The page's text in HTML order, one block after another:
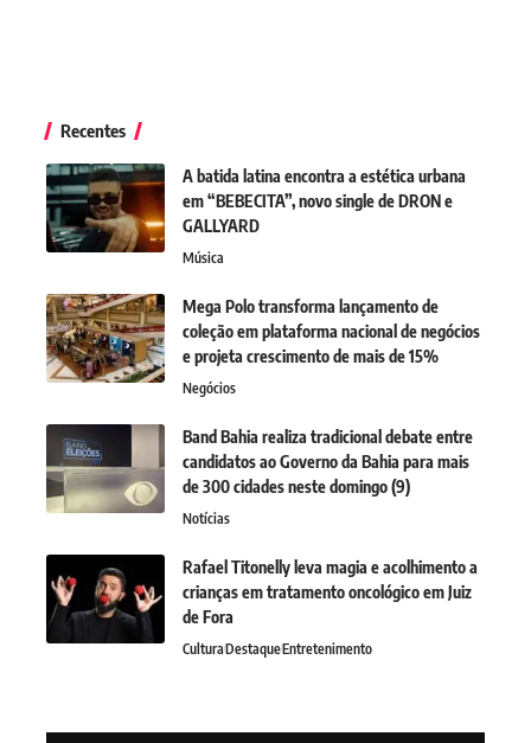
Recentes
A batida latina encontra a estética urbana
em “BEBECITA”, novo single de DRON e
GALLYARD
Música
Mega Polo transforma lançamento de
coleção em plataforma nacional de negócios
e projeta crescimento de mais de 15%
Negócios
Band Bahia realiza tradicional debate entre
candidatos ao Governo da Bahia para mais
de 300 cidades neste domingo (9)
Notícias
Rafael Titonelly leva magia e acolhimento a
crianças em tratamento oncológico em Juiz
de Fora
CulturaDestaqueEntretenimento